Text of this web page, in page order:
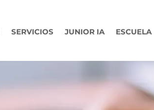
SERVICIOS JUNIOR IA ESCUELA